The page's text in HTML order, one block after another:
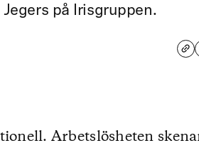
på Irisgruppen.
Arbetslösheten